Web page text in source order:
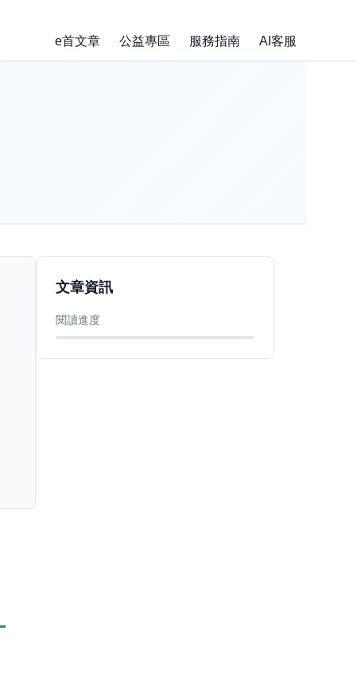
e首文章 公益專區 服務指南 AI客服
文章資訊
閱讀進度